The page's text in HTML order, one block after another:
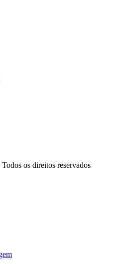
os direitos reservados